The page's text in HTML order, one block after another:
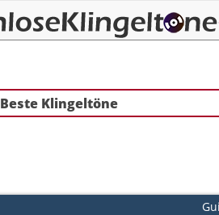
Beste Klingeltöne